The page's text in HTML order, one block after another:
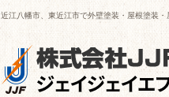
近江八幡市、東近江市で外壁塗装・屋根塗装